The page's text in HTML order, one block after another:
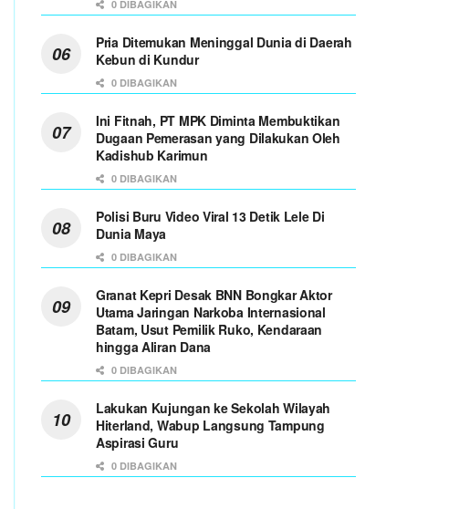
0 DIBAGIKAN
Pria Ditemukan Meninggal Dunia di Daerah
Kebun di Kundur
0 DIBAGIKAN
Ini Fitnah, PT MPK Diminta Membuktikan
Dugaan Pemerasan yang Dilakukan Oleh
Kadishub Karimun
0 DIBAGIKAN
Polisi Buru Video Viral 13 Detik Lele Di
Dunia Maya
0 DIBAGIKAN
Granat Kepri Desak BNN Bongkar Aktor
Utama Jaringan Narkoba Internasional
Batam, Usut Pemilik Ruko, Kendaraan
hingga Aliran Dana
0 DIBAGIKAN
Lakukan Kujungan ke Sekolah Wilayah
Hiterland, Wabup Langsung Tampung
Aspirasi Guru
0 DIBAGIKAN